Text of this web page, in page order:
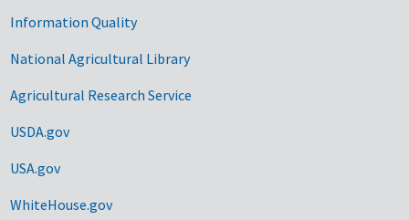
Information Quality
National Agricultural Library
Agricultural Research Service
USDA.gov
USA.gov
WhiteHouse.gov